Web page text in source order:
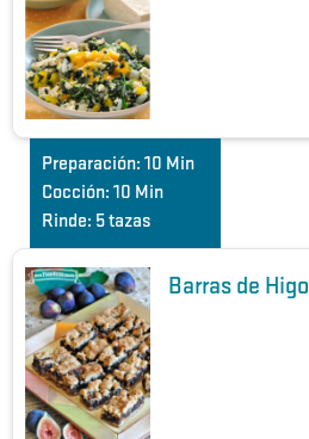
Preparación: 10 Min
Cocción: 10 Min
Rinde: 5 tazas
Barras de